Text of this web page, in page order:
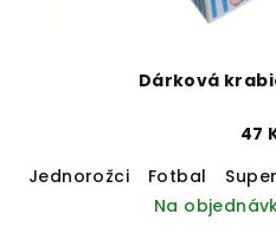
Dárková
47
Jednorožci
Fotbal
Na